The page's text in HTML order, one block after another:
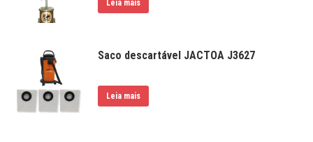
Leia mais
Saco descartável JACTOA J3627
Leia mais